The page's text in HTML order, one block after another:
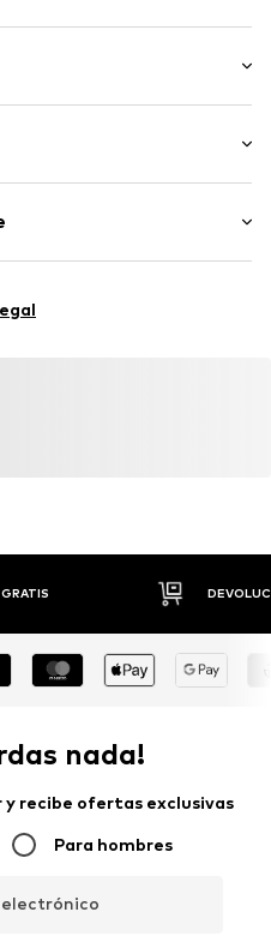
Viscosa, 7% Elastán
nada!
recibe ofertas exclusivas
Para hombres